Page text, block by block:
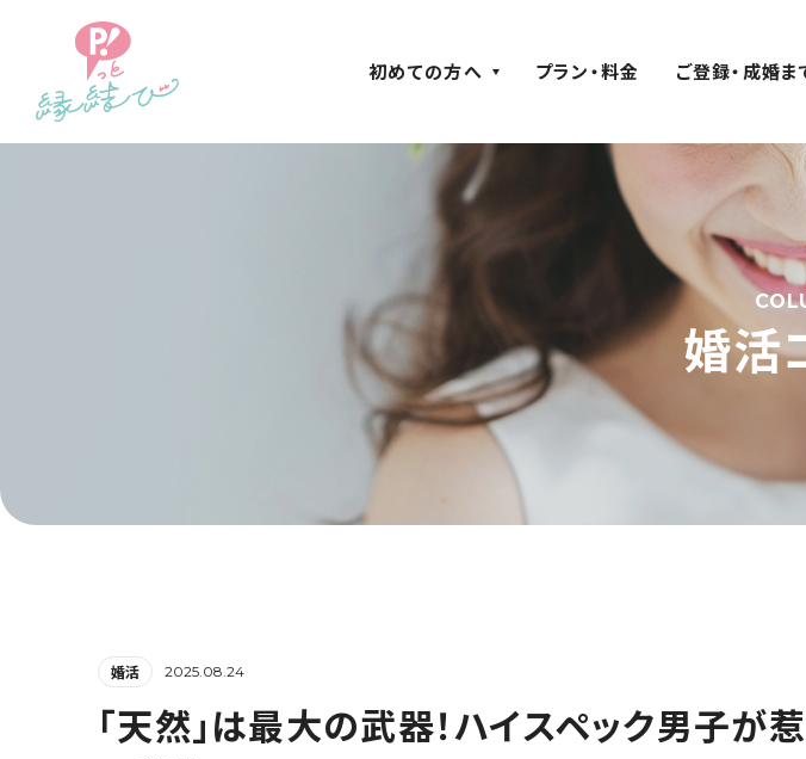
初めての方へ プラン・料金 ご登録・成婚
婚活
婚活 2025.08.24
「天然」は最大の武器！ハイスペック男子が